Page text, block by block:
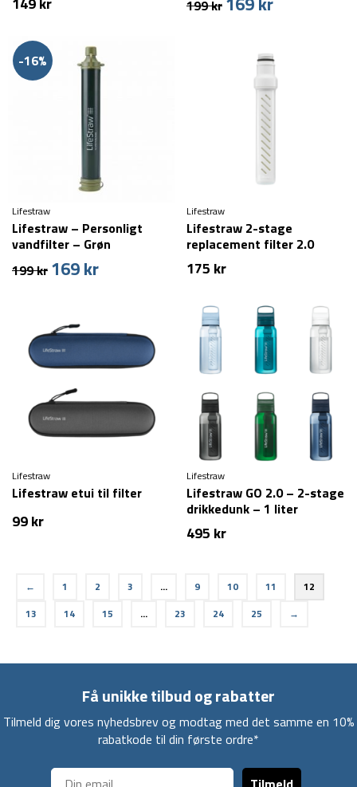
199kr
199 kr.
er:
169 kr.
-16%
Lifestraw
Lifestraw – Personligt
vandfilter – Grøn
199kr Den
var:
199 kr.
169krDen
169 kr.
Lifestraw
Lifestraw 2-stage
replacement filter 2.0
175 kr
Lifestraw
Lifestraw etui til filter
99kr
Lifestraw
Lifestraw GO 2.0 – 2-stage
drikkedunk – 1 liter
495 kr
← 1 2 3 … 9 10 11
12
13
14 15 … 23 24 25 →
Få unikke tilbud og rabatter
Tilmeld dig vores nyhedsbrev og modtag med det samme en 10%
rabatkode til din første ordre*